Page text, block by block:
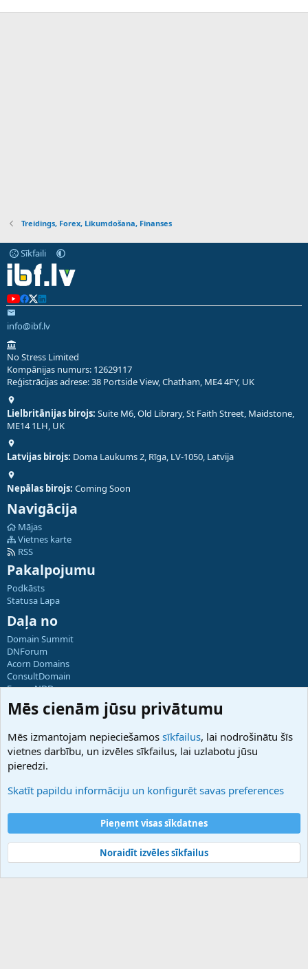
Treidings, Forex, Likumdošana, Finanses
Sīkfaili
info@ibf.lv
No Stress Limited
Kompānijas numurs: 12629117
Reģistrācijas adrese: 38 Portside View, Chatham, ME4 4FY, UK
Lielbritānijas birojs: Suite M6, Old Library, St Faith Street, Maidstone,
ME14 1LH, UK
Latvijas birojs: Doma Laukums 2, Rīga, LV-1050, Latvija
Nepālas birojs: Coming Soon
Navigācija
Mājas
Vietnes karte
RSS
Pakalpojumu
Podkāsts
Statusa Lapa
Daļa no
Domain Summit
DNForum
Acorn Domains
ConsultDomain
ForumNDD
Domainforum.ro
27.be
Hostmaria
Atbalsts
Palīdzība
Noteikumi un nosacījumi
Privātuma politika
Community platform by XenForo® © 2010-2025 XenForo Ltd.
Mēs cienām jūsu privātumu
Mēs izmantojam nepieciešamos sīkfailus, lai nodrošinātu šīs
vietnes darbību, un izvēles sīkfailus, lai uzlabotu jūsu
pieredzi.
Skatīt papildu informāciju un konfigurēt savas preferences
Pieņemt visas sīkdatnes
Noraidīt izvēles sīkfailus